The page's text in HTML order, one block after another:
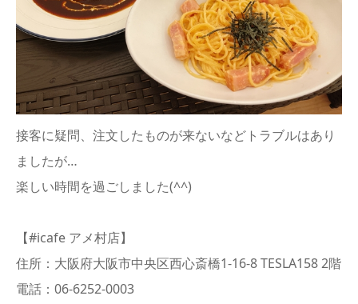
接客に疑問、注文したものが来ないなどトラブルはあり
ましたが…
楽しい時間を過ごしました(^^)
【#icafe アメ村店】
住所：大阪府大阪市中央区西心斎橋1-16-8 TESLA158 2階
電話：06-6252-0003